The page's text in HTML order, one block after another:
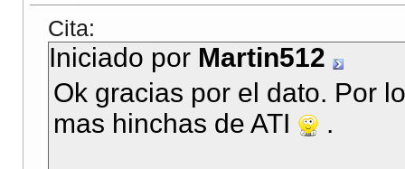
Cita:
Iniciado por Martin512
Ok gracias por el dato. Por
mas hinchas de ATI
.